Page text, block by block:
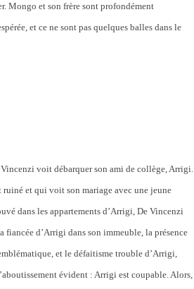
Mongo et son frère sont profondément
et ce ne sont pas quelques balles dans le
voit débarquer son ami de collège, Arrigi.
et qui voit son mariage avec une jeune
dans les appartements d’Arrigi, De Vincenzi
fiancée d’Arrigi dans son immeuble, la présence
et le défaitisme trouble d’Arrigi,
évident : Arrigi est coupable. Alors,